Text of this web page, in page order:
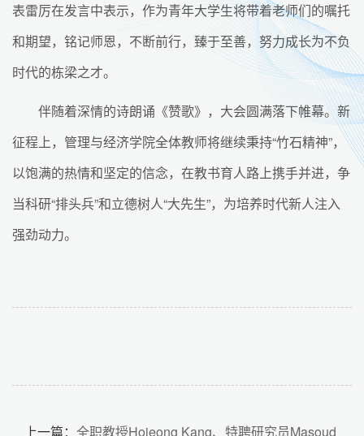
表雷厉在发言中表示，作为青年大学生将带着老师们的嘱托
和期望，铭记师恩，不断前行，臻于至善，努力成长为不负
时代的栋梁之才。
伴随着深情的诗朗诵《赞歌》，大会圆满落下帷幕。新
征程上，管理与经济学院全体教师将继续秉持“竹石精神”，
以饱满的热情和坚定的信念，在教书育人路上携手并进，争
当科研“排头兵”和立德树人“大先生”，为培养时代新人注入
强劲动力。
上一篇： 全职教授Hojeong Kang、特聘研究员Masoud